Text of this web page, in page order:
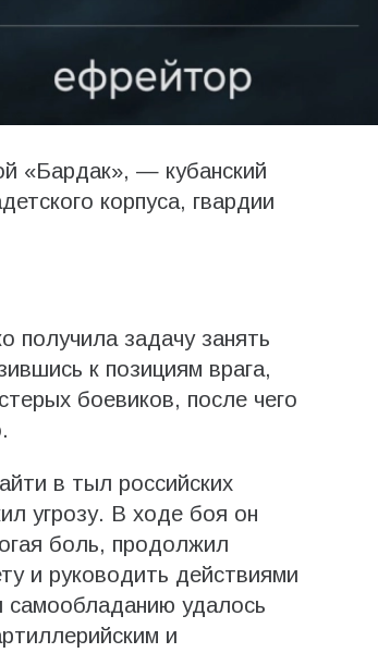
«Бардак», — кубанский
корпуса, гвардии
получила задачу занять
к позициям врага,
боевиков, после чего
в тыл российских
угрозу. В ходе боя он
боль, продолжил
и руководить действиями
самообладанию удалось
и